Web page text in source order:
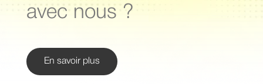
avec nous ?
En savoir plus